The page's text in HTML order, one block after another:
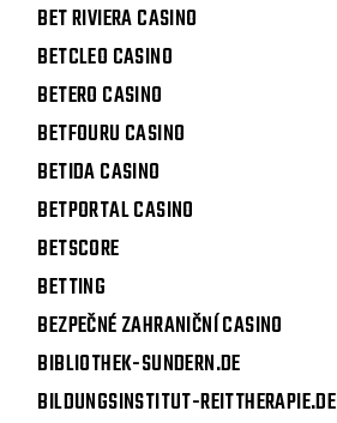
BET RIVIERA CASINO
BETCLEO CASINO
BETERO CASINO
BETFOURU CASINO
BETIDA CASINO
BETPORTAL CASINO
BETSCORE
BETTING
BEZPEČNÉ ZAHRANIČNÍ CASINO
BIBLIOTHEK-SUNDERN.DE
BILDUNGSINSTITUT-REITTHERAPIE.DE